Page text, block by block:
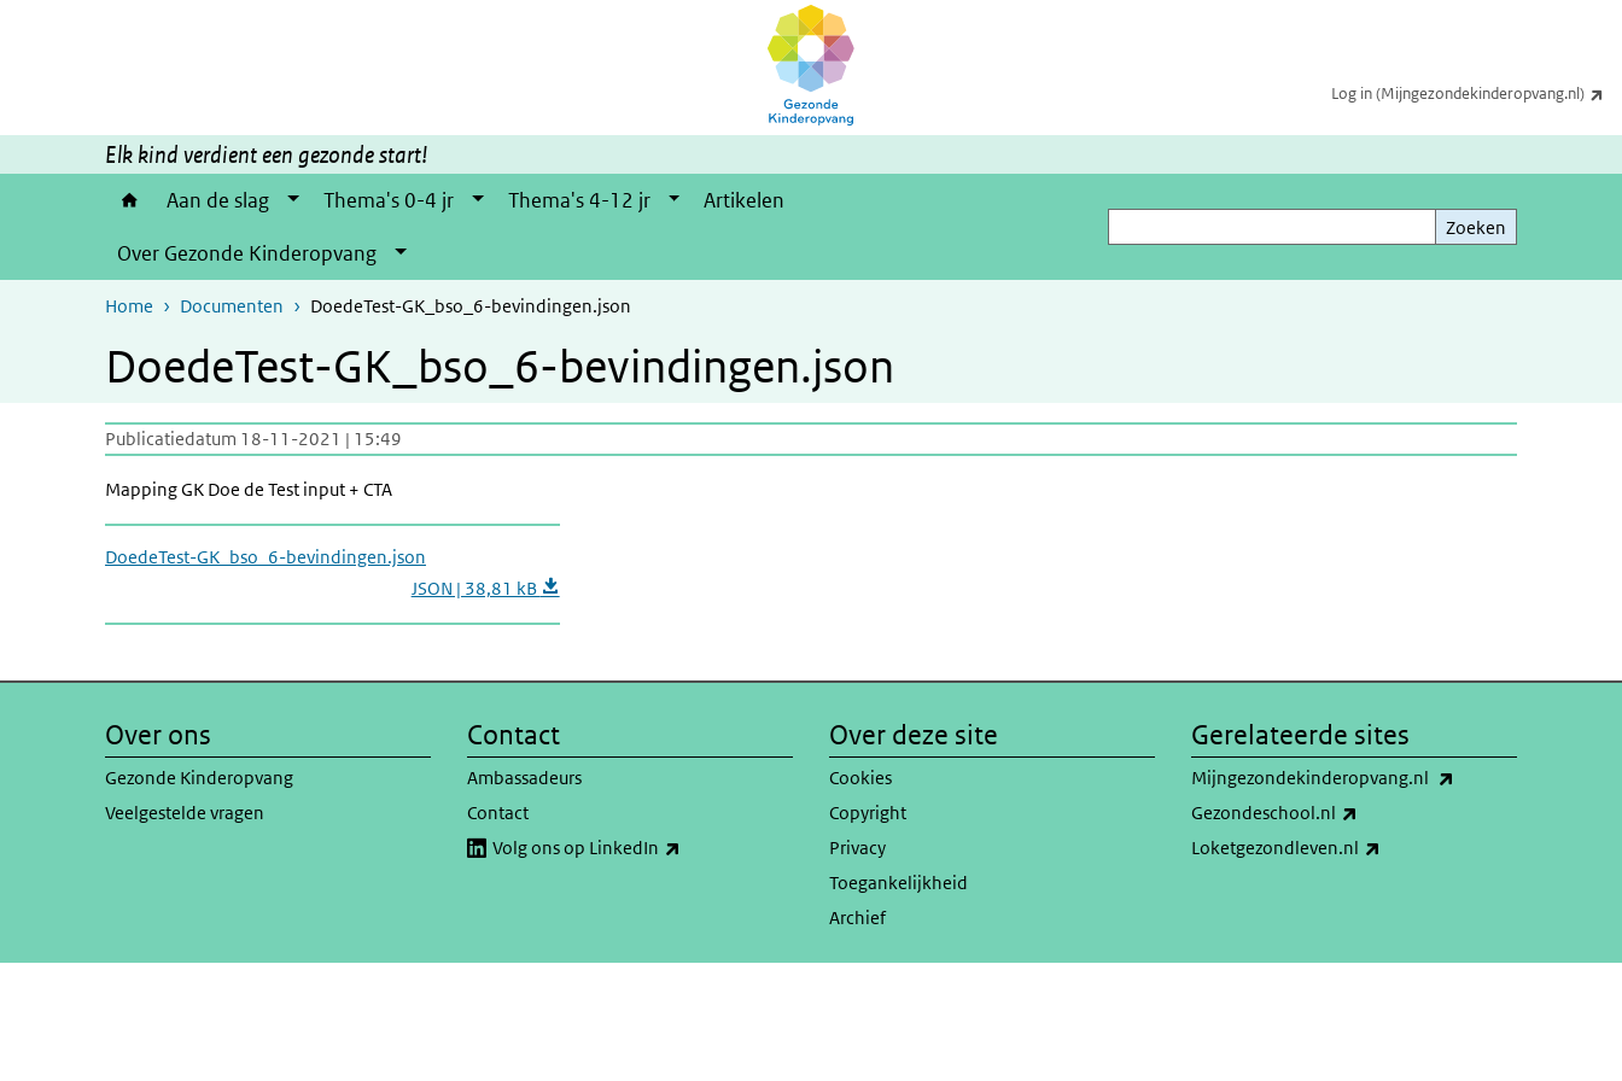
Log in (Mijngezondekinderopvang.nl)
Elk kind verdient een gezonde start!
Aan de slag Thema's 0-4 jr Thema's 4-12 jr
Artikelen
Over Gezonde Kinderopvang
Zoeken
Zoeken
Home Documenten DoedeTest-GK_bso_6-bevindingen.json
DoedeTest-GK_bso_6-bevindingen.json
Publicatiedatum 18-11-2021 | 15:49
Mapping GK Doe de Test input + CTA
DoedeTest-GK_bso_6-bevindingen.json
JSON | 38,81 kB
Over ons
Gezonde Kinderopvang
Veelgestelde vragen
Contact
Ambassadeurs
Contact
Volg ons op LinkedIn
Over deze site
Cookies
Copyright
Privacy
Toegankelijkheid
Archief
Gerelateerde sites
Mijngezondekinderopvang.nl
Gezondeschool.nl
Loketgezondleven.nl